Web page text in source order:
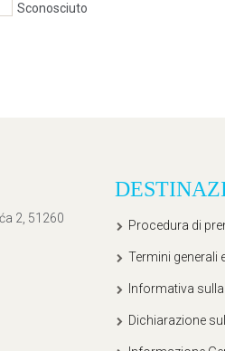
Sconosciuto
2, 51260
Procedura di
Termini generali
Informativa
Dichiarazione